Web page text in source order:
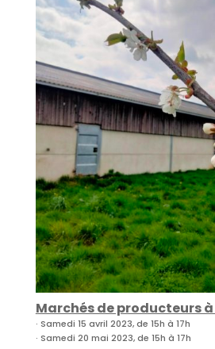
Marchés de producteurs
· Samedi 15 avril 2023, de 15h à 17h
· Samedi 20 mai 2023, de 15h à 17h